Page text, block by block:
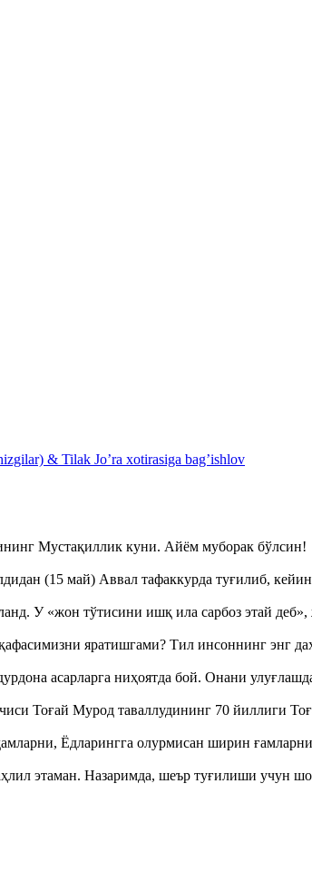
& Tilak Jo’ra xotirasiga bag’ishlov
Мустақиллик куни. Айём муборак
(15 май) Аввал тафаккурда туғилиб,
У «жон тўтисини ишқ ила сарбоз этай
яратишгами? Тил инсоннинг энг
асарларга ниҳоятда бой. Онани
Тоғай Мурод таваллудининг 70 йиллиги
Ёдларингга олурмисан ширин
этаман. Назаримда, шеър туғилиши учун